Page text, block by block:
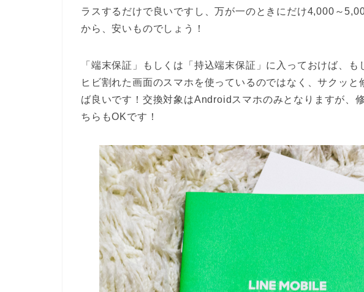
ラスするだけで良いですし、万が一のときにだけ4,000～
から、安いものでしょう！
「端末保証」もしくは「持込端末保証」に入っておけば、
ヒビ割れた画面のスマホを使っているのではなく、サクッと
ば良いです！交換対象はAndroidスマホのみとなりますが、
ちらもOKです！